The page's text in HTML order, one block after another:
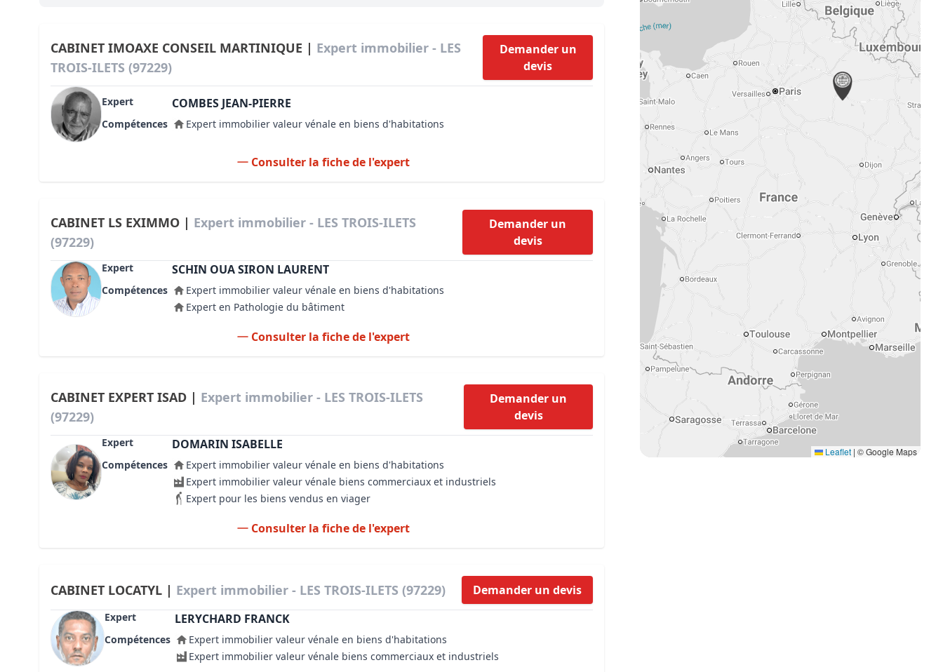
Règles d’urbanisme
Pathologies des bâtiments
Lecture et compréhension d’un Plan Local d’Urbanisme (PLU)
Droit de l'environnement et de l'immobilier
Estimer le droit au bail
Développer et organiser l'activité de Syndic
Biens d’exception, belles demeures, châteaux et traits de côte
Expertise pré-achat
CABINET IMOAXE CONSEIL MARTINIQUE | Expert immobilier - LES
TROIS-ILETS (97229)
Demander un
devis
Expert COMBES JEAN-PIERRE
Compétences Expert immobilier valeur vénale en biens d'habitations
Consulter la fiche de l'expert
CABINET LS EXIMMO | Expert immobilier - LES TROIS-ILETS
(97229)
Demander un
devis
Expert SCHIN OUA SIRON LAURENT
Compétences
Expert immobilier valeur vénale en biens d'habitations
Expert en Pathologie du bâtiment
Consulter la fiche de l'expert
CABINET EXPERT ISAD | Expert immobilier - LES TROIS-ILETS
(97229)
Demander un
devis
Expert DOMARIN ISABELLE
Compétences
Expert immobilier valeur vénale en biens d'habitations
Expert immobilier valeur vénale biens commerciaux et industriels
Expert pour les biens vendus en viager
Consulter la fiche de l'expert
CABINET LOCATYL | Expert immobilier - LES TROIS-ILETS (97229) Demander un devis
Expert LERYCHARD FRANCK
Compétences
Expert immobilier valeur vénale en biens d'habitations
Expert immobilier valeur vénale biens commerciaux et industriels
Leaflet | © Google Maps